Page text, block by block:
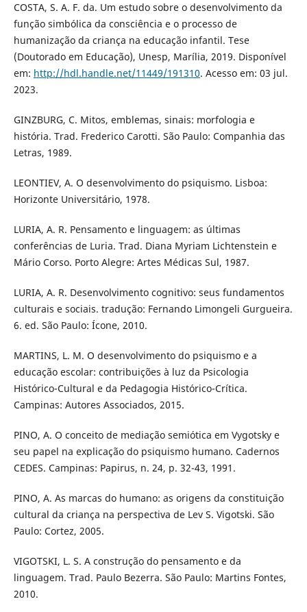
COSTA, S. A. F. da. Um estudo sobre o desenvolvimento da
função simbólica da consciência e o processo de
humanização da criança na educação infantil. Tese
(Doutorado em Educação), Unesp, Marília, 2019. Disponível
em: http://hdl.handle.net/11449/191310. Acesso em: 03 jul.
2023.
GINZBURG, C. Mitos, emblemas, sinais: morfologia e
história. Trad. Frederico Carotti. São Paulo: Companhia das
Letras, 1989.
LEONTIEV, A. O desenvolvimento do psiquismo. Lisboa:
Horizonte Universitário, 1978.
LURIA, A. R. Pensamento e linguagem: as últimas
conferências de Luria. Trad. Diana Myriam Lichtenstein e
Mário Corso. Porto Alegre: Artes Médicas Sul, 1987.
LURIA, A. R. Desenvolvimento cognitivo: seus fundamentos
culturais e sociais. tradução: Fernando Limongeli Gurgueira.
6. ed. São Paulo: Ícone, 2010.
MARTINS, L. M. O desenvolvimento do psiquismo e a
educação escolar: contribuições à luz da Psicologia
Histórico-Cultural e da Pedagogia Histórico-Crítica.
Campinas: Autores Associados, 2015.
PINO, A. O conceito de mediação semiótica em Vygotsky e
seu papel na explicação do psiquismo humano. Cadernos
CEDES. Campinas: Papirus, n. 24, p. 32-43, 1991.
PINO, A. As marcas do humano: as origens da constituição
cultural da criança na perspectiva de Lev S. Vigotski. São
Paulo: Cortez, 2005.
VIGOTSKI, L. S. A construção do pensamento e da
linguagem. Trad. Paulo Bezerra. São Paulo: Martins Fontes,
2010.